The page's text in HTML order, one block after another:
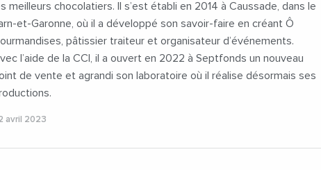
meilleurs chocolatiers. Il s’est établi en 2014 à Caussade, dans le
et-Garonne, où il a développé son savoir-faire en créant Ô
pâtissier traiteur et organisateur d’événements.
l’aide de la CCI, il a ouvert en 2022 à Septfonds un nouveau
de vente et agrandi son laboratoire où il réalise désormais ses
avril 2023